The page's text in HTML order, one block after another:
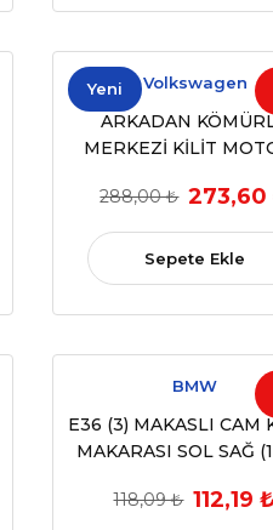
Yeni Volkswagen
ARKADAN
MERKEZİ KİLİT
288,00 ₺ 273,60
Sepete Ekle
BMW
E36 (3) MAKASLI CAM
MAKARASI SOL SAĞ
118,09 ₺ 112,19